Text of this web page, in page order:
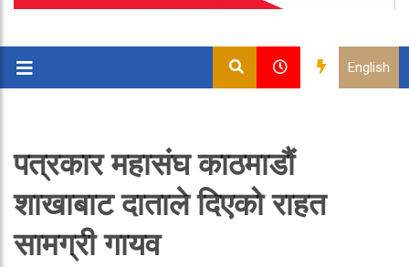
English
पत्रकार महासंघ काठमाडौं
शाखाबाट दाताले दिएको राहत
सामग्री गायव